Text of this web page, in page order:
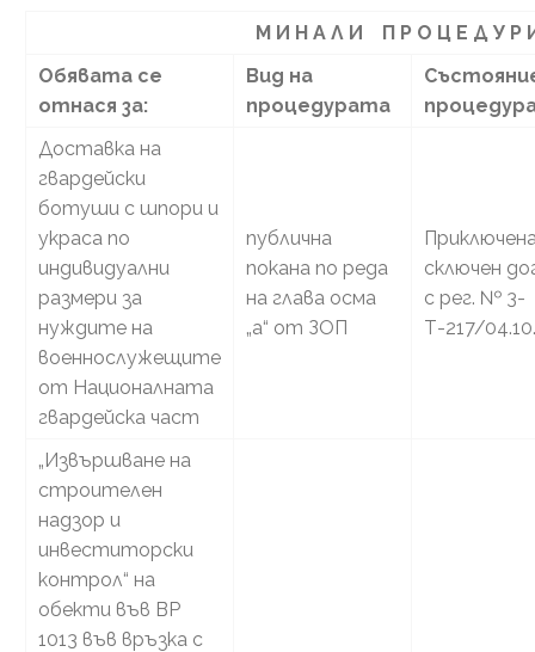
М И Н А Л И П Р О Ц Е Д У Р
Обявата се
отнася за:
Вид на
процедурата
Доставка на
гвардейски
ботуши с шпори и
украса по
индивидуални
размери за
нуждите на
военнослужещите
от Националната
гвардейска част
публична
покана по реда
на глава осма
„а“ от ЗОП
сключен
с рег. № 3-
Т-217/
„Извършване на
строителен
надзор и
инвеститорски
контрол“ на
обекти във ВР
1013 във връзка с